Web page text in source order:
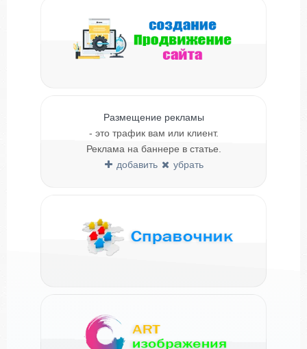
Размещение рекламы
- это трафик вам или клиент.
Реклама на баннере в статье.
добавить
убрать